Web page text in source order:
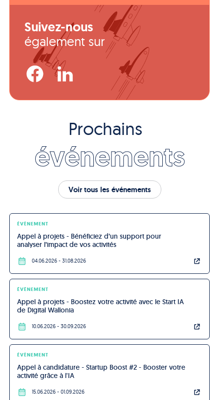
Suivez-nous
également sur
Prochains
événements
Voir tous les événements
ÉVÈNEMENT
Appel à projets - Bénéficiez d’un support pour
analyser l’impact de vos activités
04.06.2026 - 31.08.2026
ÉVÈNEMENT
Appel à projets - Boostez votre activité avec le Start IA
de Digital Wallonia
10.06.2026 - 30.09.2026
ÉVÈNEMENT
Appel à candidature - Startup Boost #2 - Booster votre
activité grâce à l'IA
15.06.2026 - 01.09.2026